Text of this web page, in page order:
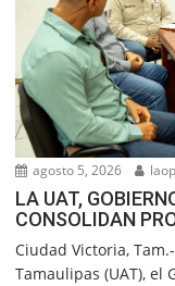
agosto 5, 2026
LA UAT,
CONSOLIDAN
Ciudad Victoria,
Tamaulipas (UAT), el